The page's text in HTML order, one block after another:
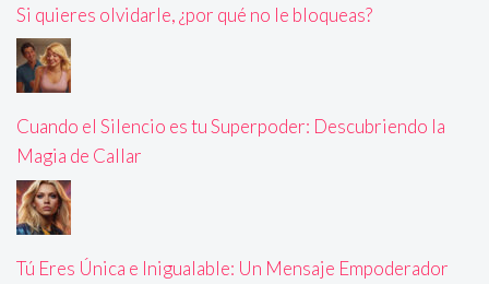
Si quieres olvidarle, ¿por qué no le bloqueas?
Cuando el Silencio es tu Superpoder: Descubriendo la
Magia de Callar
Tú Eres Única e Inigualable: Un Mensaje Empoderador